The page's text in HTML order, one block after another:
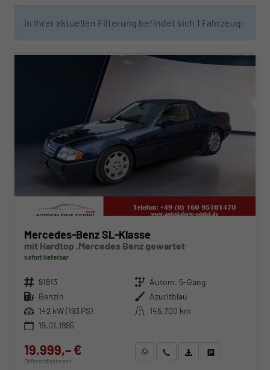
In Ihrer aktuellen Filterung befindet sich 1 Fahrzeug:
ab 203,– € mtl.
Mercedes-Benz SL-Klasse
mit Hardtop ,Mercedes Benz gewartet
sofort lieferbar
Fahrzeugnr. 91813 Getriebe Autom. 5-Gang
Kraftstoff Benzin Außenfarbe Azuritblau
Leistung 142 kW (193 PS) Kilometerstand 145.700 km
19.01.1995
19.999,– €
Differenzbesteuert
WhatsApp anfragen
Wir rufen Sie anFahrzeugexposé (PDF)